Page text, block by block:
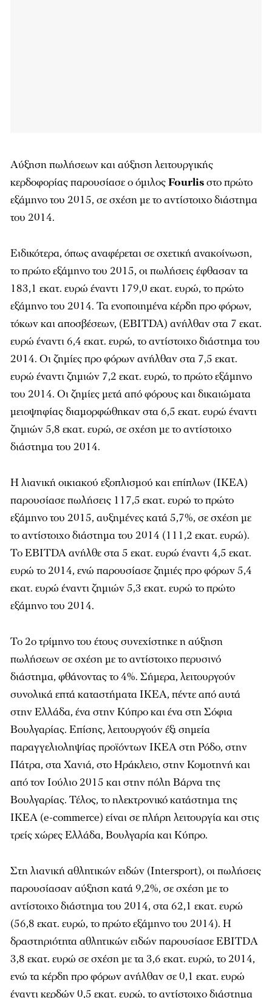
Αύξηση πωλήσεων και αύξηση λειτουργικής
κερδοφορίας παρουσίασε ο όμιλοςFourlisστο πρώτο
εξάμηνο του 2015, σε σχέση με το αντίστοιχο διάστημα
του 2014.
Ειδικότερα, όπως αναφέρεται σε σχετική ανακοίνωση,
το πρώτο εξάμηνο του 2015, οι πωλήσεις έφθασαν τα
183,1 εκατ. ευρώ έναντι 179,0 εκατ. ευρώ, το πρώτο
εξάμηνο του 2014. Τα ενοποιημένα κέρδη προ φόρων,
τόκων και αποσβέσεων, (EBITDA) ανήλθαν στα 7 εκατ.
ευρώ έναντι 6,4 εκατ. ευρώ, το αντίστοιχο διάστημα του
2014. Οι ζημίες προ φόρων ανήλθαν στα 7,5 εκατ.
ευρώ έναντι ζημιών 7,2 εκατ. ευρώ, το πρώτο εξάμηνο
του 2014. Οι ζημίες μετά από φόρους και δικαιώματα
μειοψηφίας διαμορφώθηκαν στα 6,5 εκατ. ευρώ έναντι
ζημιών 5,8 εκατ. ευρώ, σε σχέση με το αντίστοιχο
διάστημα του 2014.
Η λιανική οικιακού εξοπλισμού και επίπλων (ΙΚΕΑ)
παρουσίασε πωλήσεις 117,5 εκατ. ευρώ το πρώτο
εξάμηνο του 2015, αυξημένες κατά 5,7%, σε σχέση με
το αντίστοιχο διάστημα του 2014 (111,2 εκατ. ευρώ).
Το EBITDA ανήλθε στα 5 εκατ. ευρώ έναντι 4,5 εκατ.
ευρώ το 2014, ενώ παρουσίασε ζημιές προ φόρων 5,4
εκατ. ευρώ έναντι ζημιών 5,3 εκατ. ευρώ το πρώτο
εξάμηνο του 2014.
Το 2ο τρίμηνο του έτους συνεχίστηκε η αύξηση
πωλήσεων σε σχέση με το αντίστοιχο περυσινό
διάστημα, φθάνοντας το 4%. Σήμερα, λειτουργούν
συνολικά επτά καταστήματα ΙΚΕΑ, πέντε από αυτά
στην Ελλάδα, ένα στην Κύπρο και ένα στη Σόφια
Βουλγαρίας. Επίσης, λειτουργούν έξι σημεία
παραγγελιοληψίας προϊόντων ΙΚΕΑ στη Ρόδο, στην
Πάτρα, στα Χανιά, στο Ηράκλειο, στην Κομοτηνή και
από τον Ιούλιο 2015 και στην πόλη Βάρνα της
Βουλγαρίας. Τέλος, το ηλεκτρονικό κατάστημα της
ΙΚΕΑ (e-commerce) είναι σε πλήρη λειτουργία και στις
τρείς χώρες Ελλάδα, Βουλγαρία και Κύπρο.
Στη λιανική αθλητικών ειδών (Intersport), οι πωλήσεις
παρουσίασαν αύξηση κατά 9,2%, σε σχέση με το
αντίστοιχο διάστημα του 2014, στα 62,1 εκατ. ευρώ
(56,8 εκατ. ευρώ, το πρώτο εξάμηνο του 2014). Η
δραστηριότητα αθλητικών ειδών παρουσίασε EBITDΑ
3,8 εκατ. ευρώ σε σχέση με τα 3,6 εκατ. ευρώ, το 2014,
ενώ τα κέρδη προ φόρων ανήλθαν σε 0,1 εκατ. ευρώ
έναντι κερδών 0,5 εκατ. ευρώ, το αντίστοιχο διάστημα